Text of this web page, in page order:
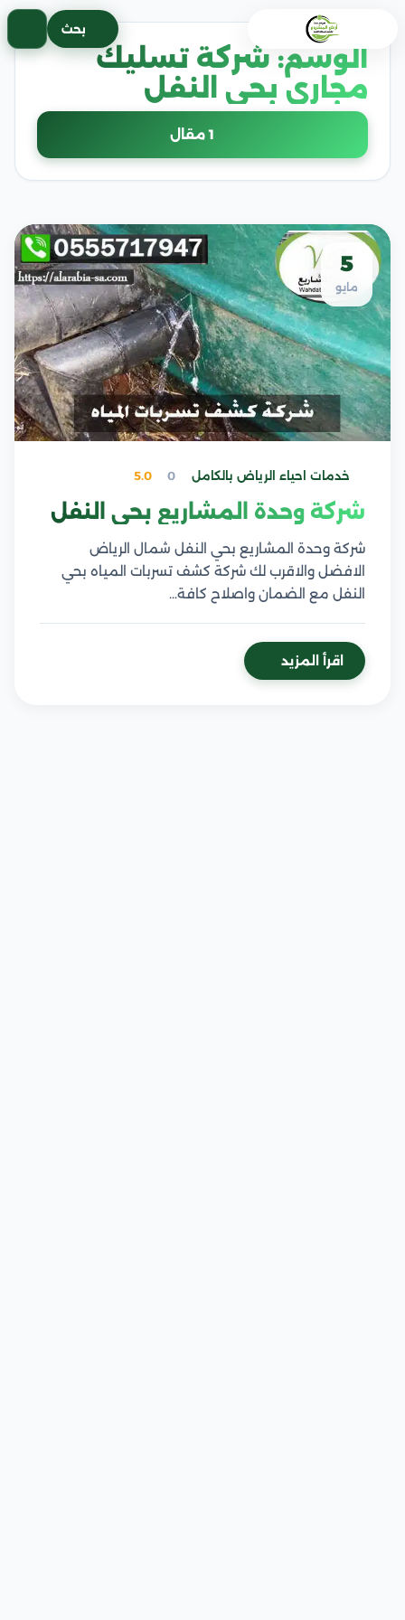
بحث
الوسم: شركة تسليك
مجاري بحي النفل
1 مقال
5
مايو
خدمات احياء الرياض بالكامل 0
5.0
شركة وحدة المشاريع بحي النفل
شركة وحدة المشاريع بحي النفل شمال الرياض
الافضل والاقرب لك شركة كشف تسربات المياه بحي
النفل مع الضمان واصلاح كافة…
اقرأ المزيد